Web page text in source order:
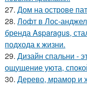
27. Дом на острове
28. Лофт в Лос-
бренда Asparagus,
подхода к жизни.
29. Дизайн спальни -
ощущение уюта,
30. Дерево, мрамор и